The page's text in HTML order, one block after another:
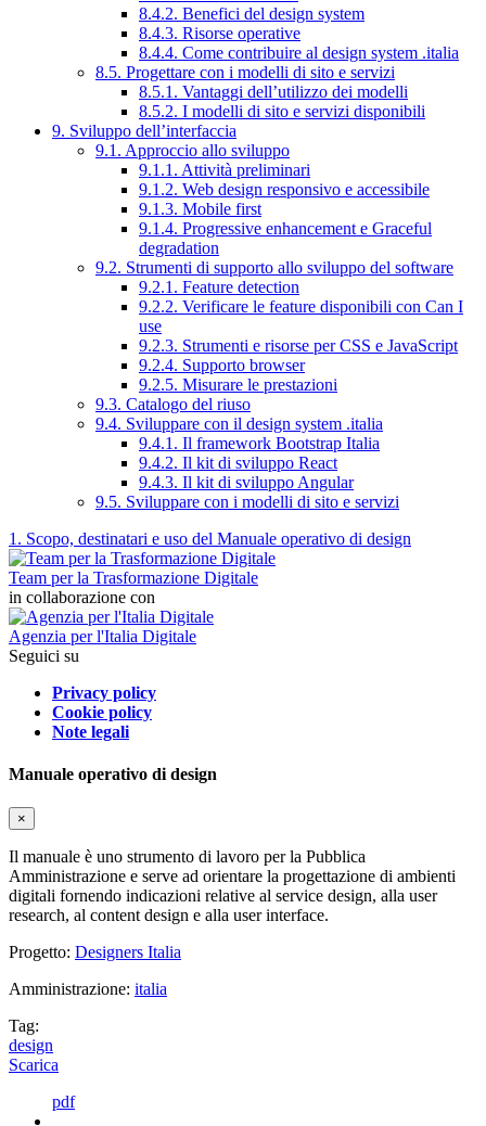
8.4.2. Benefici del design system
8.4.3. Risorse operative
8.4.4. Come contribuire al design system .italia
8.5. Progettare con i modelli di sito e servizi
8.5.1. Vantaggi dell’utilizzo dei modelli
8.5.2. I modelli di sito e servizi disponibili
9. Sviluppo dell’interfaccia
9.1. Approccio allo sviluppo
9.1.1. Attività preliminari
9.1.2. Web design responsivo e accessibile
9.1.3. Mobile first
9.1.4. Progressive enhancement e Graceful
degradation
9.2. Strumenti di supporto allo sviluppo del software
9.2.1. Feature detection
9.2.2. Verificare le feature disponibili con Can I
use
9.2.3. Strumenti e risorse per CSS e JavaScript
9.2.4. Supporto browser
9.2.5. Misurare le prestazioni
9.3. Catalogo del riuso
9.4. Sviluppare con il design system .italia
9.4.1. Il framework Bootstrap Italia
9.4.2. Il kit di sviluppo React
9.4.3. Il kit di sviluppo Angular
9.5. Sviluppare con i modelli di sito e servizi
1. Scopo, destinatari e uso del Manuale operativo di design
Team per la Trasformazione Digitale
in collaborazione con
Agenzia per l'Italia Digitale
Seguici su
Privacy policy
Cookie policy
Note legali
Manuale operativo di design
×
Il manuale è uno strumento di lavoro per la Pubblica
Amministrazione e serve ad orientare la progettazione di ambienti
digitali fornendo indicazioni relative al service design, alla user
research, al content design e alla user interface.
Progetto: Designers Italia
Amministrazione: italia
Tag:
design
Scarica
pdf